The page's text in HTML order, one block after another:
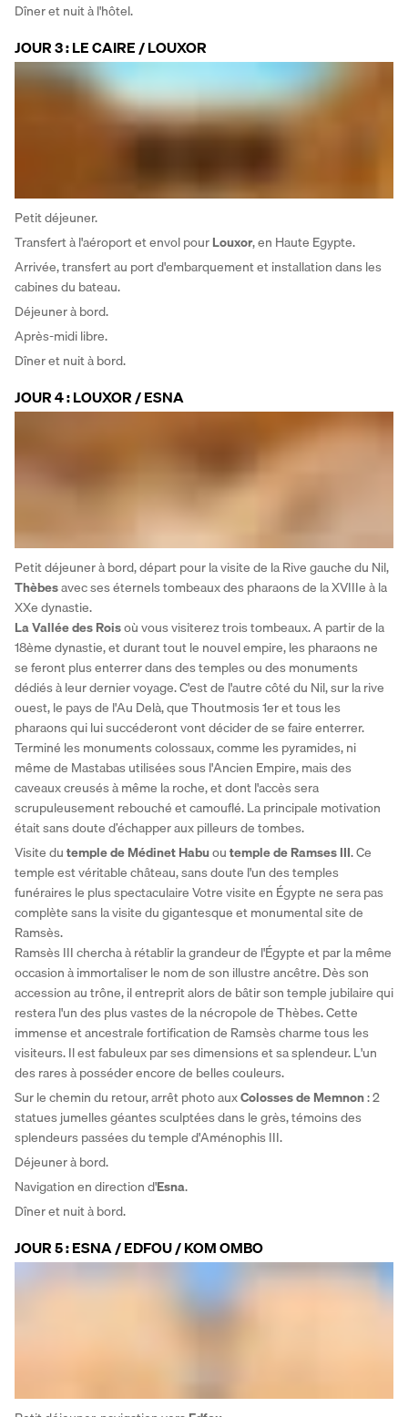
Dîner et nuit à l'hôtel.
JOUR 3 : LE CAIRE / LOUXOR
Petit déjeuner.
Transfert à l'aéroport et envol pour Louxor, en Haute Egypte.
Arrivée, transfert au port d'embarquement et installation dans les
cabines du bateau.
Déjeuner à bord.
Après-midi libre.
Dîner et nuit à bord.
JOUR 4 : LOUXOR / ESNA
Thèbes avec ses éternels tombeaux des pharaons de la XVIIIe à la
XXe dynastie.
La Vallée des Rois où vous visiterez trois tombeaux. A partir de la
18ème dynastie, et durant tout le nouvel empire, les pharaons ne
se feront plus enterrer dans des temples ou des monuments
dédiés à leur dernier voyage. C'est de l'autre côté du Nil, sur la rive
ouest, le pays de l'Au Delà, que Thoutmosis 1er et tous les
pharaons qui lui succéderont vont décider de se faire enterrer.
Terminé les monuments colossaux, comme les pyramides, ni
même de Mastabas utilisées sous l'Ancien Empire, mais des
caveaux creusés à même la roche, et dont l'accès sera
scrupuleusement rebouché et camouflé. La principale motivation
était sans doute d’échapper aux pilleurs de tombes.
Visite du temple de Médinet Habu ou temple de Ramses III. Ce
temple est véritable château, sans doute l'un des temples
funéraires le plus spectaculaire Votre visite en Égypte ne sera pas
complète sans la visite du gigantesque et monumental site de
Ramsès.
Ramsès III chercha à rétablir la grandeur de l'Égypte et par la même
occasion à immortaliser le nom de son illustre ancêtre. Dès son
accession au trône, il entreprit alors de bâtir son temple jubilaire qui
restera l'un des plus vastes de la nécropole de Thèbes. Cette
immense et ancestrale fortification de Ramsès charme tous les
visiteurs. Il est fabuleux par ses dimensions et sa splendeur. L'un
des rares à posséder encore de belles couleurs.
Sur le chemin du retour, arrêt photo aux Colosses de Memnon : 2
statues jumelles géantes sculptées dans le grès, témoins des
splendeurs passées du temple d'Aménophis III.
Déjeuner à bord.
Navigation en direction d'Esna.
Dîner et nuit à bord.
JOUR 5 : ESNA / EDFOU / KOM OMBO